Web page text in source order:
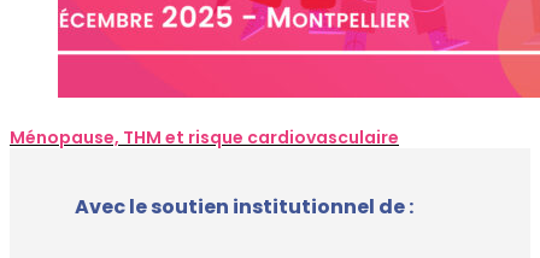
Ménopause, THM et risque cardiovasculaire
Avec le soutien institutionnel de :